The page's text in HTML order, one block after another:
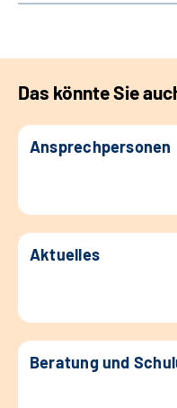
Das könnte Sie
Ansprechpersonen
Aktuelles
Beratung und